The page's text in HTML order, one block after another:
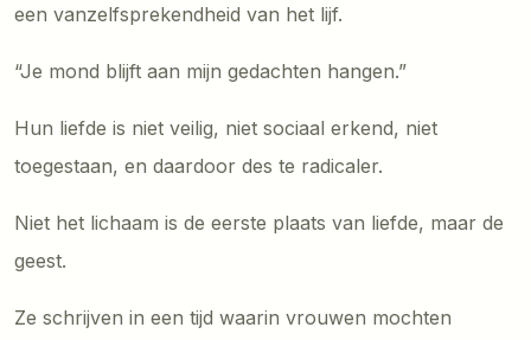
een vanzelfsprekendheid van het lijf.
“Je mond blijft aan mijn gedachten hangen.”
Hun liefde is niet veilig, niet sociaal erkend, niet
toegestaan, en daardoor des te radicaler.
Niet het lichaam is de eerste plaats van liefde, maar de
geest.
Ze schrijven in een tijd waarin vrouwen mochten